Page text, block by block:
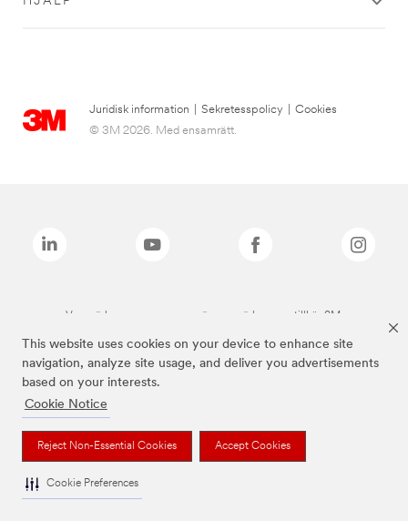
This website uses cookies on your device to enhance site
navigation, analyze site usage, and deliver you advertisements
based on your interests.
Cookie Notice
Reject Non-Essential Cookies Accept Cookies
Cookie Preferences
Juridisk information Sekretesspolicy
Cookies
© 3M 2026. Med ensamrätt.
Varumärken som anges ovan är varumärken som tillhör 3M.